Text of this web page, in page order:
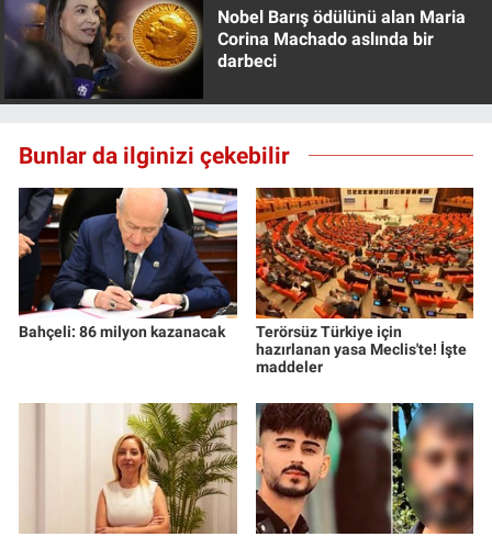
Nobel Barış ödülünü alan Maria
Corina Machado aslında bir
darbeci
Bunlar da ilginizi çekebilir
Bahçeli: 86 milyon kazanacak
Terörsüz Türkiye için
hazırlanan yasa Meclis'te! İşte
maddeler